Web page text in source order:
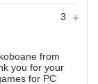
3
from
you for your
for PC